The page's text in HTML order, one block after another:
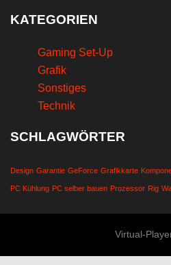
KATEGORIEN
Gaming Set-Up
Grafik
Sonstiges
Technik
SCHLAGWÖRTER
Design Garantie GeForce Grafikkarte
PC Kühlung PC selber bauen Prozessor Rig
Virtual-